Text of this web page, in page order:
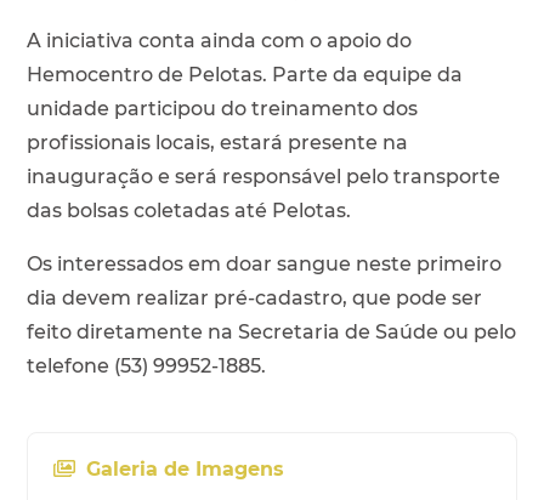
A iniciativa conta ainda com o apoio do
Hemocentro de Pelotas. Parte da equipe da
unidade participou do treinamento dos
profissionais locais, estará presente na
inauguração e será responsável pelo transporte
das bolsas coletadas até Pelotas.
Os interessados em doar sangue neste primeiro
dia devem realizar pré-cadastro, que pode ser
feito diretamente na Secretaria de Saúde ou pelo
telefone (53) 99952-1885.
Galeria de Imagens